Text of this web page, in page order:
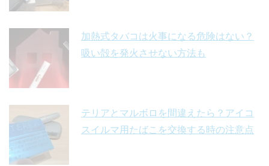
加熱式タバコは火事になる危険はない？
吸い殻を発火させない方法も
テリアとマルボロを間違えたら？アイコ
スイルマ用たばこを交換する時の注意点